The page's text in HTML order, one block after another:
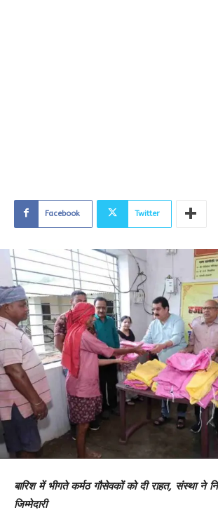
Facebook Twitter
बारिश में भीगते कर्मठ गौसेवकों को दी राहत, संस्था ने
जिम्मेदारी